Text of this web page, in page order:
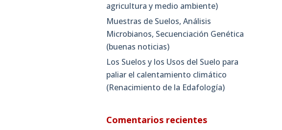
agricultura y medio ambiente)
Muestras de Suelos, Análisis
Microbianos, Secuenciación Genética
(buenas noticias)
Los Suelos y los Usos del Suelo para
paliar el calentamiento climático
(Renacimiento de la Edafología)
Comentarios recientes